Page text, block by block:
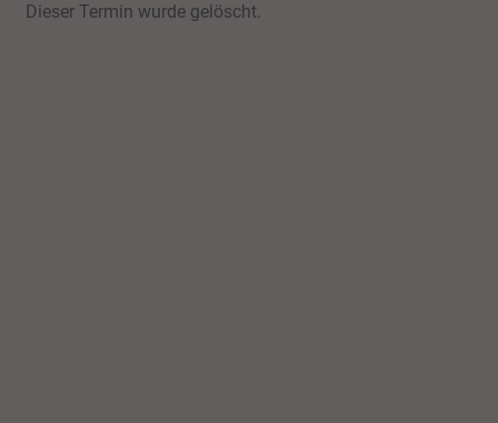
Dieser Termin wurde gelöscht.